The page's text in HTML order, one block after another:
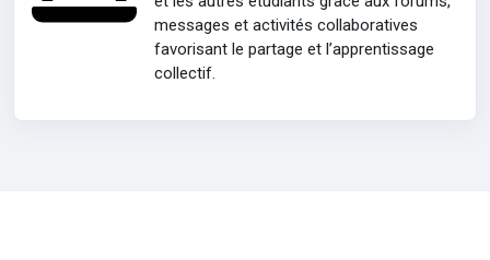
messages et activités collaboratives
favorisant le partage et l’apprentissage
collectif.